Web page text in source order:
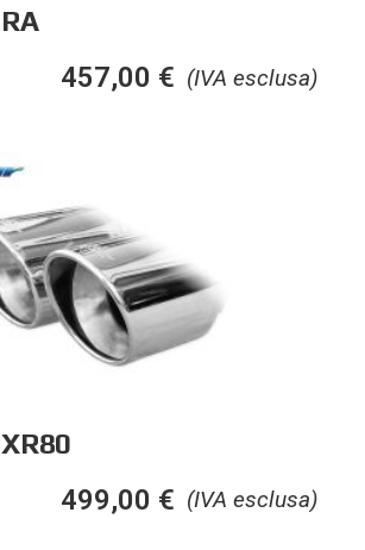
(IVA esclusa)
457,00 €
(IVA esclusa)
499,00 €